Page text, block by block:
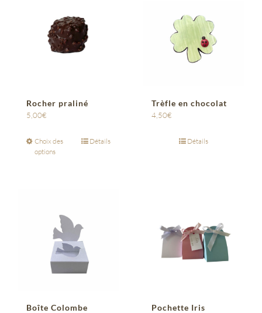
Rocher praliné
5,00€
Choix des
options
Détails
Trèfle en chocolat
4,50€
Détails
Boîte Colombe Pochette Iris